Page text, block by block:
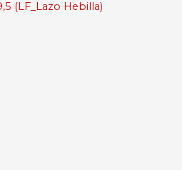
(LF_Lazo Hebilla)